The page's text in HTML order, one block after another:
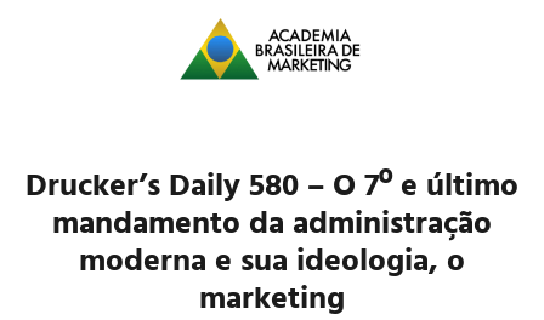
Drucker’s Daily 580 – O 7º e último
mandamento da administração
moderna e sua ideologia, o
marketing